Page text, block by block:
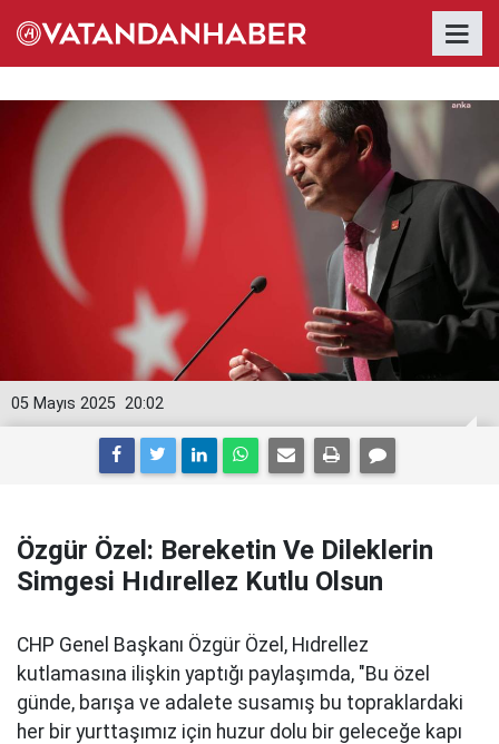
20:02
05 Mayıs 2025
Özgür Özel: Bereketin Ve Dileklerin
Simgesi Hıdırellez Kutlu Olsun
CHP Genel Başkanı Özgür Özel, Hıdrellez
kutlamasına ilişkin yaptığı paylaşımda, "Bu özel
günde, barışa ve adalete susamış bu topraklardaki
her bir yurttaşımız için huzur dolu bir geleceğe kapı